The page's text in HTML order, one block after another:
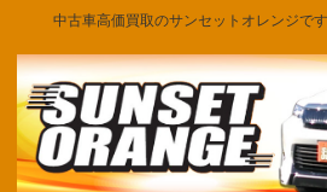
中古車高価買取のサンセットオレンジで